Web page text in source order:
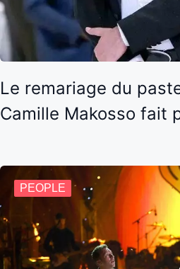
Le remariage du
Camille Makosso fait
PEOPLE